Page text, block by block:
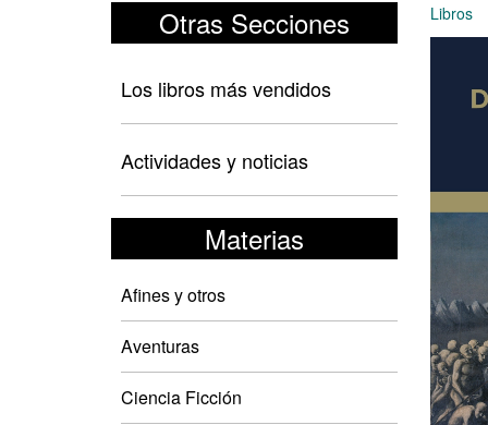
Otras Secciones
Los libros más vendidos
Actividades y noticias
Materias
Afines y otros
Aventuras
Ciencia Ficción
Libros